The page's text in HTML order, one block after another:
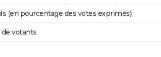
(en pourcentage des votes exprimés)
votants